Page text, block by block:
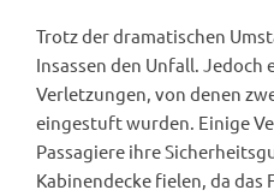
Trotz der dramatischen
Insassen den Unfall. Jedoch
Verletzungen, von denen
eingestuft wurden. Einige
Passagiere ihre
Kabinendecke fielen, da